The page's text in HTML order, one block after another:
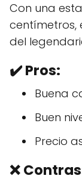
Con una
centímetros,
del
✔️Pros:
Buena
Buen
Precio
❌